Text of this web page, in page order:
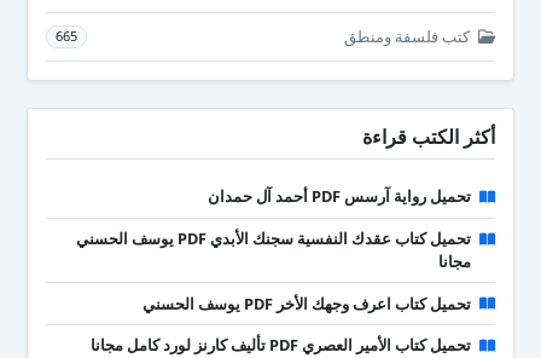
كتب فلسفة ومنطق 665
أكثر الكتب قراءة
تحميل رواية آرسس PDF أحمد آل حمدان
تحميل كتاب عقدك النفسية سجنك الأبدي PDF يوسف الحسني
مجانا
تحميل كتاب اعرف وجهك الأخر PDF يوسف الحسني
تحميل كتاب الأمير العصري PDF تأليف كارنز لورد كامل مجانا